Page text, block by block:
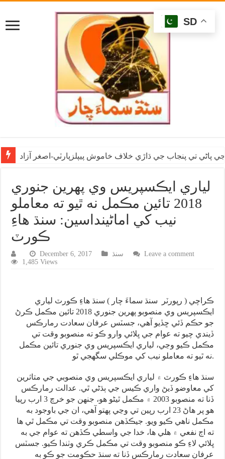
پاڻي تي پنجاب جي ڌاڙي خلاف خاموش پيپلزپارٽي-اصغر آزاد
لياري ايڪسپريس وي پهرين جنوري
2018 تائين مڪمل نه ٿيو ته معاملو
نيب کي اماڻينداسين: سنڌ هاءِ
ڪورٽ
December 6, 2017 سنڌ
Leave a comment
1,485 Views
ڪراچي ( رپورٽر سنڌ سماءَ چار ) سنڌ هاءِ ڪورٽ لياري
ايڪسپريس وي منصوبو پهرين جنوري 2018 تائين مڪمل ڪرڻ
جو حڪم ڏئي ڇڏيو آهي، جسٽس عرفان سعادت رمارڪس
ڏيندي چيو ته عوام جي ڀلائي وارو ڪو ته منصوبو وقت تي
مڪمل ڪيو وڃي، لياري ايڪسپريس وي جنوري تائين مڪمل
نه ٿيو ته معاملو نيب کي موڪلي سگهجي ٿو.
سنڌ هاءِ ڪورٽ ۾ لياري ايڪسپريس وي منصوبي جي متاثرين
کي معاوضو ڏيڻ واري ڪيس جي ٻڌڻي ٿي. عدالت رمارڪس
ڏنا ته منصوبو 2003 ۾ مڪمل ٿيڻو هو، جنهن جو خرچ 3 ارب رپيا
هو پر هاڻ 23 ارب رپين تي وڃي پهتو آهي، ان جي باوجود به
مڪمل ناهي ڪيو ويو. جيڪڏهن منصوبو وقت تي مڪمل ٿي ها
ته اڄ نفعي ۾ هلي ها، خدا جي واسطي ڪڏهن ته عوام جي به
ڀلائي لاءِ ڪو منصوبو وقت تي مڪمل ڪري وٺندا ڪيو. جسٽس
عرفان سعادت رمارڪس ڏنا ته سنڌ حڪومت جو ڪو به
SD